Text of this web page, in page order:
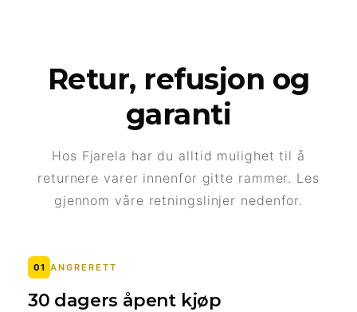
Retur, refusjon og
garanti
Hos Fjarela har du alltid mulighet til å
returnere varer innenfor gitte rammer. Les
gjennom våre retningslinjer nedenfor.
01 ANGRERETT
30 dagers åpent kjøp